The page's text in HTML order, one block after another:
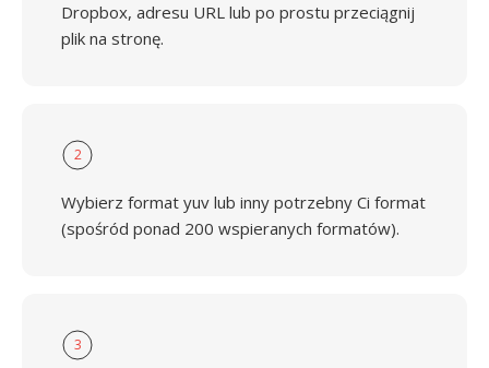
Dropbox, adresu URL lub po prostu przeciągnij
plik na stronę.
2
Wybierz format yuv lub inny potrzebny Ci format
(spośród ponad 200 wspieranych formatów).
3